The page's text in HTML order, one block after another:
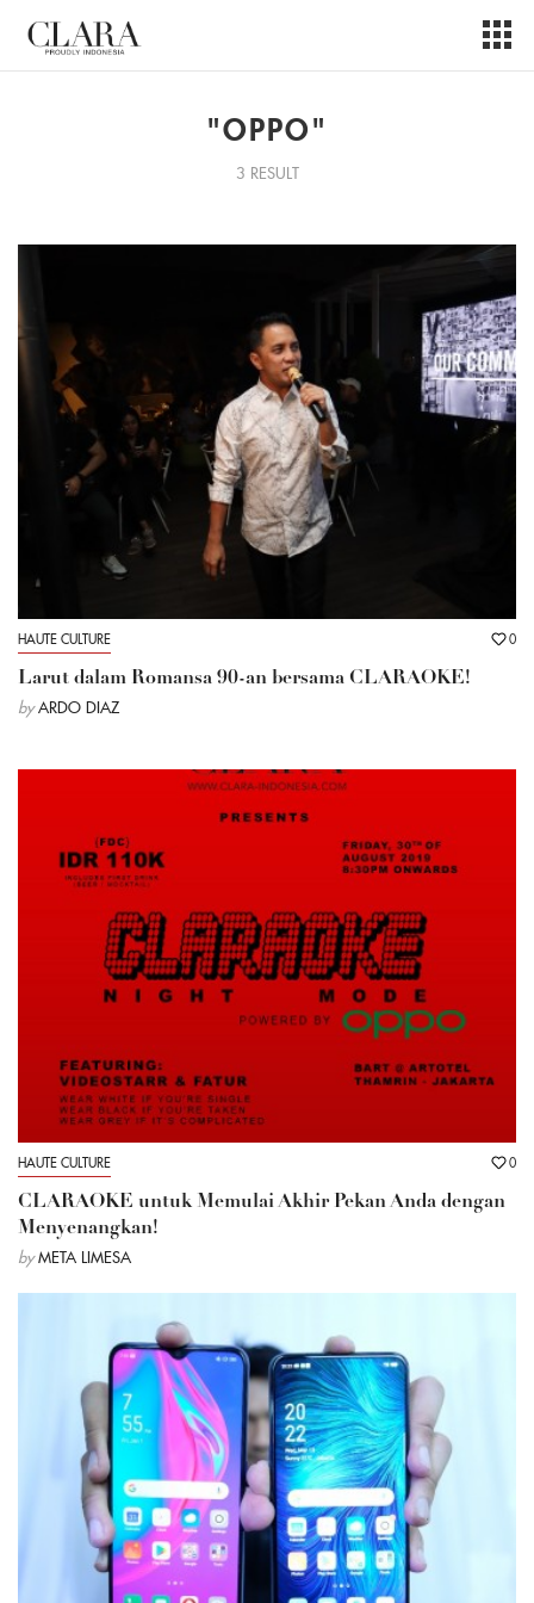
"OPPO"
3 RESULT
HAUTE CULTURE 0
Larut dalam Romansa 90-an bersama CLARAOKE!
by ARDO DIAZ
HAUTE CULTURE 0
CLARAOKE untuk Memulai Akhir Pekan Anda dengan
Menyenangkan!
by META LIMESA